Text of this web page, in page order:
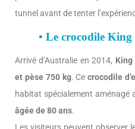
tunnel avant de tenter
• Le crocodile
Arrivé d’Australie en 2014, King
et pèse 750 kg. Cecrocodile
habitat spécialement aménagé
âgée de 80 ans.